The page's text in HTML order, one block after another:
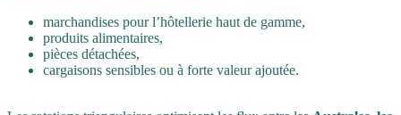
marchandises pour l’hôtellerie haut de gamme,
produits alimentaires,
pièces détachées,
cargaisons sensibles ou à forte valeur ajoutée.